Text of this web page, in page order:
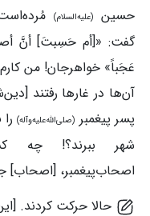
حسین(علیه‌السلام)
گفت: «[أم حَسِبتَ] أنَّ
عَجَباً» خواهرجان! من
آن‌ها در غارها رفتند
پسر پیغمبر (صلی‌الله‌علیه‌وآله)را
شهر ببرند؟! چه
اصحاب‌پیغمبر، [اصحاب]
حالا حرکت کردند.